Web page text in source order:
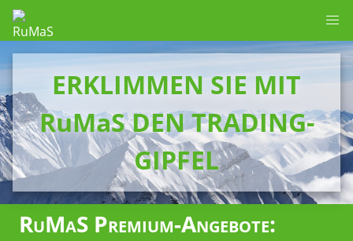
ERKLIMMEN SIE MIT
RuMaS DEN TRADING-
GIPFEL
RuMaS Premium-Angebote: